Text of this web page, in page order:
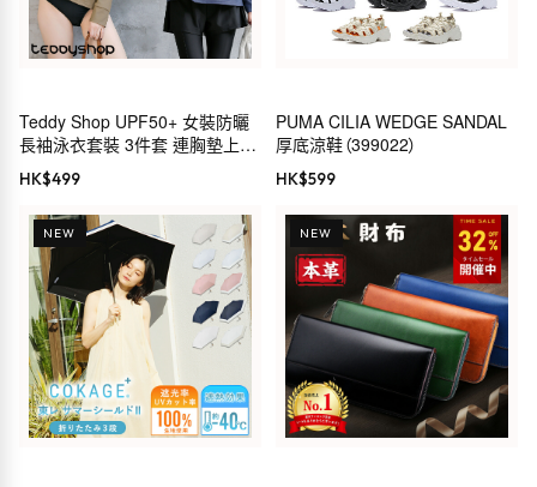
Teddy Shop UPF50+ 女裝防曬
長袖泳衣套裝 3件套 連胸墊上
衣、緊身褲及短褲 99%抗UV 小企
領 拇指孔 遮肉顯瘦
HK$499
PUMA CILIA WEDGE SANDAL
厚底涼鞋（399022）
HK$599
NEW NEW